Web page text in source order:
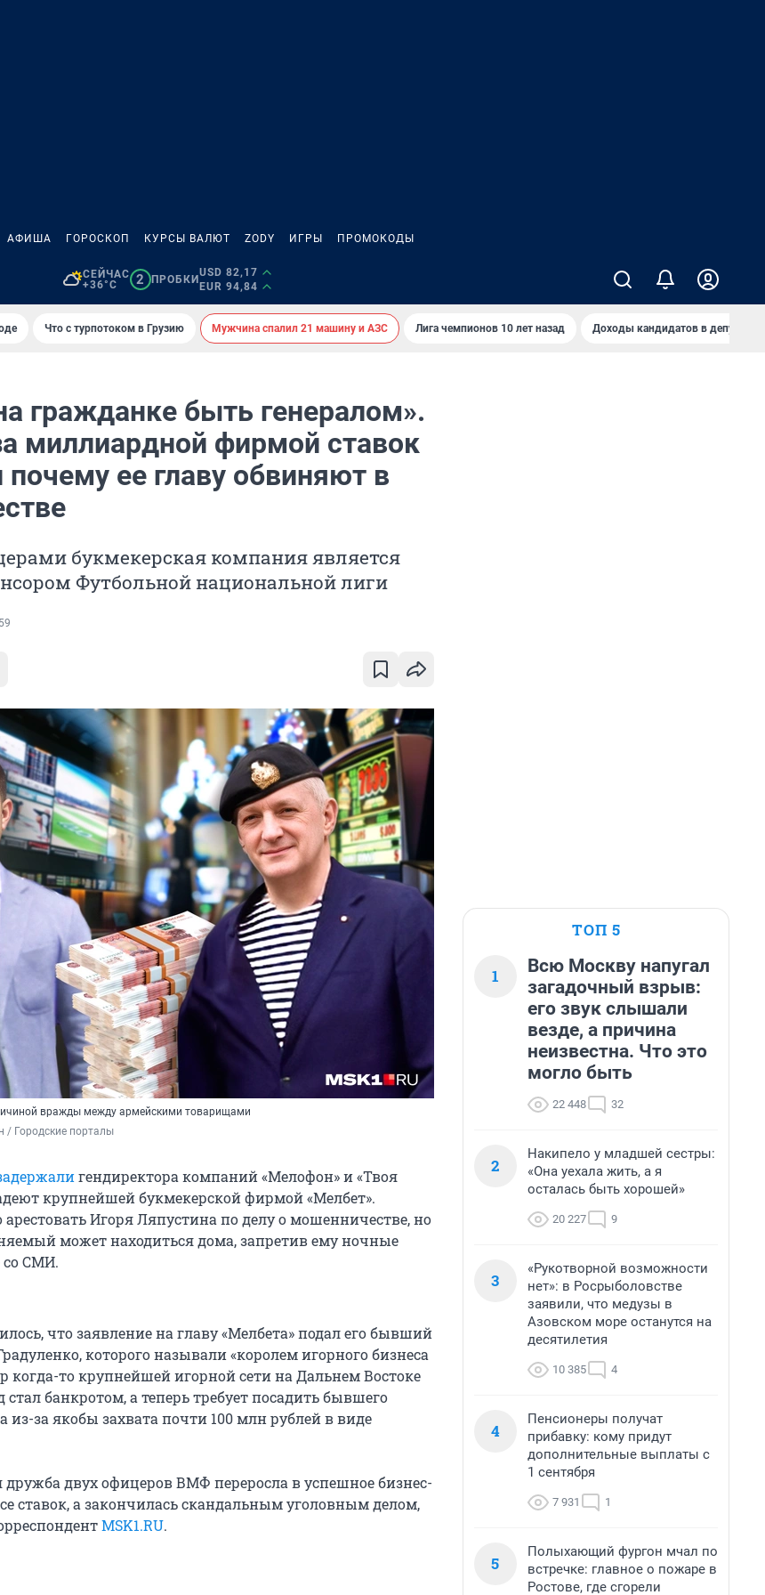
АФИША ГОРОСКОП КУРСЫ ВАЛЮТ ZODY ИГРЫ ПРОМОКОДЫ
СЕЙЧАС
+36°C
2 ПРОБКИ
USD 82,17
EUR 94,84
Что с турпотоком в Грузию Мужчина спалил 21 машину и АЗС Лига чемпионов 10 лет назад Доходы кандидатов в депутаты
гражданке быть генералом».
миллиардной фирмой ставок
ее главу обвиняют в
букмекерская компания является
Футбольной национальной лиги
вражды между армейскими товарищами
/ Городские порталы
гендиректора компаний «Мелофон» и «Твоя
крупнейшей букмекерской фирмой «Мелбет».
арестовать Игоря Ляпустина по делу о мошенничестве, но
может находиться дома, запретив ему ночные
со СМИ.
что заявление на главу «Мелбета» подал его бывший
которого называли «королем игорного бизнеса
когда-то крупнейшей игорной сети на Дальнем Востоке
стал банкротом, а теперь требует посадить бывшего
из-за якобы захвата почти 100 млн рублей в виде
двух офицеров ВМФ переросла в успешное бизнес-
ставок, а закончилась скандальным уголовным делом,
MSK1.RU.
ТОП 5
1
Всю Москву напугал
загадочный взрыв:
его звук слышали
везде, а причина
неизвестна. Что это
могло быть
22 448 32
2
Накипело у младшей сестры:
«Она уехала жить, а я
осталась быть хорошей»
20 227 9
3
«Рукотворной возможности
нет»: в Росрыболовстве
заявили, что медузы в
Азовском море останутся на
десятилетия
10 385 4
4
Пенсионеры получат
прибавку: кому придут
дополнительные выплаты с
1 сентября
7 931 1
5
Полыхающий фургон мчал по
встречке: главное о пожаре в
Ростове, где сгорели